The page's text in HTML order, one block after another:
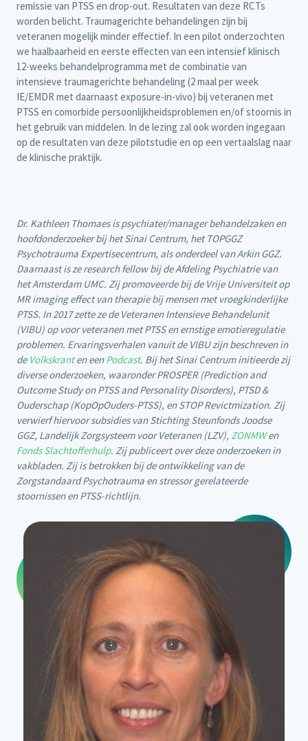
remissie van PTSS en drop-out. Resultaten van deze RCTs
worden belicht. Traumagerichte behandelingen zijn bij
veteranen mogelijk minder effectief. In een pilot onderzochten
we haalbaarheid en eerste effecten van een intensief klinisch
12-weeks behandelprogramma met de combinatie van
intensieve traumagerichte behandeling (2 maal per week
IE/EMDR met daarnaast exposure-in-vivo) bij veteranen met
PTSS en comorbide persoonlijkheidsproblemen en/of stoornis in
het gebruik van middelen. In de lezing zal ook worden ingegaan
op de resultaten van deze pilotstudie en op een vertaalslag naar
de klinische praktijk.
Dr. Kathleen Thomaes is psychiater/manager behandelzaken en
hoofdonderzoeker bij het Sinai Centrum, het TOPGGZ
Psychotrauma Expertisecentrum, als onderdeel van Arkin GGZ.
Daarnaast is ze research fellow bij de Afdeling Psychiatrie van
het Amsterdam UMC. Zij promoveerde bij de Vrije Universiteit op
MR imaging effect van therapie bij mensen met vroegkinderlijke
PTSS. In 2017 zette ze de Veteranen Intensieve Behandelunit
(VIBU) op voor veteranen met PTSS en ernstige emotieregulatie
problemen. Ervaringsverhalen vanuit de VIBU zijn beschreven in
de Volkskranten eenPodcast. Bij het Sinai Centrum initieerde zij
diverse onderzoeken, waaronder PROSPER (Prediction and
Outcome Study on PTSS and Personality Disorders), PTSD &
Ouderschap (KopOpOuders-PTSS), en STOP Revictmization. Zij
verwierf hiervoor subsidies van Stichting Steunfonds Joodse
GGZ, Landelijk Zorgsysteem voor Veteranen (LZV), ZONMWen
Fonds Slachtofferhulp. Zij publiceert over deze onderzoeken in
vakbladen. Zij is betrokken bij de ontwikkeling van de
Zorgstandaard Psychotrauma en stressor gerelateerde
stoornissen en PTSS-richtlijn.